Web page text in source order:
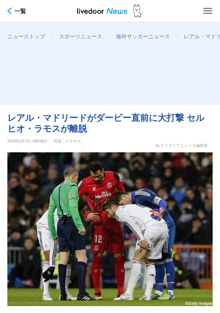
一覧
ニューストップ > スポーツニュース > 海外サッカーニュース > レアル・マド
レアル・マドリードがダービー直前に大打撃 セル
ヒオ・ラモスが離脱
2015年2月7日 12時58分
写真：ゲキサカ
by ライブドアニュース編集部